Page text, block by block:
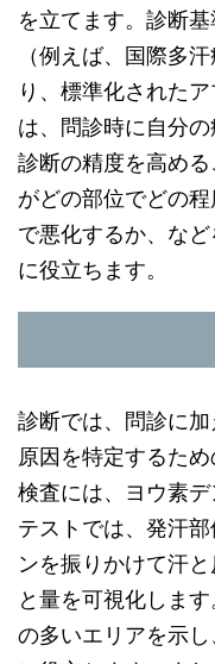
を立てます。診断
（例えば、国際多
り、標準化された
は、問診時に自分の
診断の精度を高め
がどの部位でどの
で悪化するか、な
に役立ちます。
診断では、問診に
原因を特定するた
検査には、ヨウ素
テストでは、発汗
ンを振りかけて汗
と量を可視化しま
の多いエリアを示